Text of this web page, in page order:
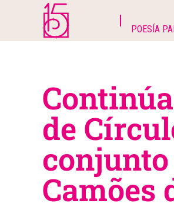
POESÍA
de
Camões